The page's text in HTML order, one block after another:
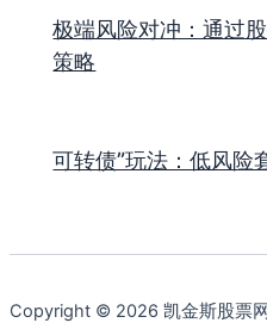
极端风险对冲：通过
策略
可转债”玩法：低风险
Copyright © 2026 凯金斯股票